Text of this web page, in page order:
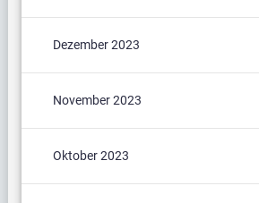
Dezember 2023
November 2023
Oktober 2023